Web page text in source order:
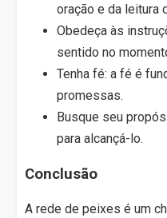
oração e da leitura
Obedeça às
sentido no
Tenha fé: a fé é
promessas.
Busque seu
para alcançá-lo.
Conclusão
A rede de peixes é um